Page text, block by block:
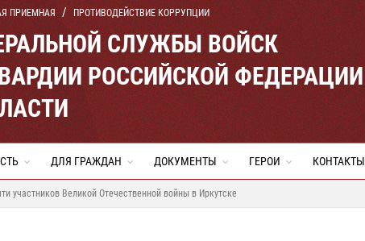
ПРИЕМНАЯ ПРОТИВОДЕЙСТВИЕ КОРРУПЦИИ
СЛУЖБЫ ВОЙСК
РОССИЙСКОЙ ФЕДЕРАЦИИ
ДЛЯ ГРАЖДАН ДОКУМЕНТЫ ГЕРОИ КОНТАКТЫ
участников Великой Отечественной войны в Иркутске